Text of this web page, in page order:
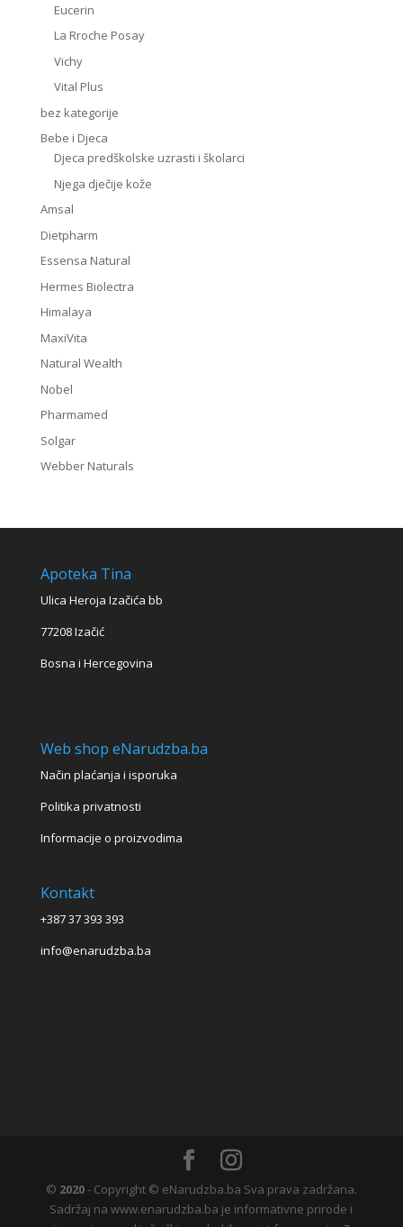
Eucerin
La Rroche Posay
Vichy
Vital Plus
bez kategorije
Bebe i Djeca
Djeca predškolske uzrasti i školarci
Njega dječije kože
Amsal
Dietpharm
Essensa Natural
Hermes Biolectra
Himalaya
MaxiVita
Natural Wealth
Nobel
Pharmamed
Solgar
Webber Naturals
Apoteka Tina
Ulica Heroja Izačića bb
77208 Izačić
Bosna i Hercegovina
Web shop eNarudzba.ba
Način plaćanja i isporuka
Politika privatnosti
Informacije o proizvodima
Kontakt
+387 37 393 393
info@enarudzba.ba
© 2020- Copyright © eNarudzba.ba Sva prava zadržana.
Sadržaj na www.enarudzba.ba je informativne prirode i